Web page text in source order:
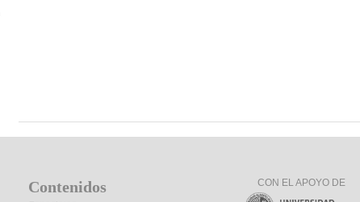
Contenidos CON EL APOYO DE